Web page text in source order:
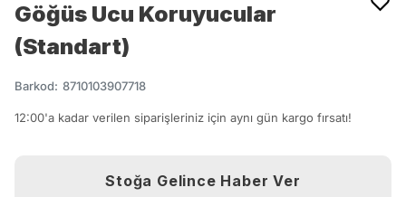
Göğüs Ucu Koruyucular
(Standart)
Barkod: 8710103907718
12:00'a kadar verilen siparişleriniz için aynı gün kargo fırsatı!
Stoğa Gelince Haber Ver